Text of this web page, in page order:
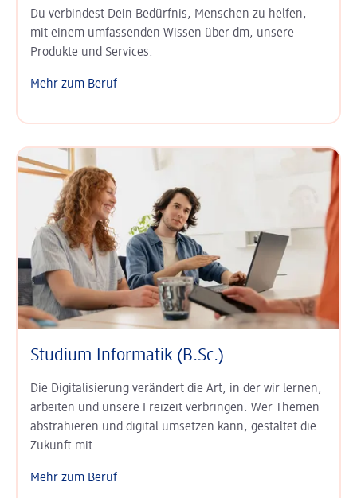
Du verbindest Dein Bedürfnis, Menschen zu helfen,
mit einem umfassenden Wissen über dm, unsere
Produkte und Services.
Mehr zum Beruf
Studium Informatik (B.Sc.)
Die Digitalisierung verändert die Art, in der wir lernen,
arbeiten und unsere Freizeit verbringen. Wer Themen
abstrahieren und digital umsetzen kann, gestaltet die
Zukunft mit.
Mehr zum Beruf